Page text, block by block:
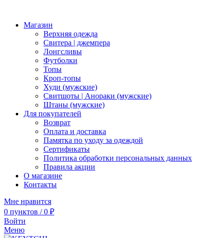
Магазин
Верхняя одежда
Свитера | джемпера
Лонгсливы
Футболки
Топы
Кроп-топы
Худи (мужские)
Свитшоты | Анораки (мужские)
Штаны (мужские)
Для покупателей
Возврат
Оплата и доставка
Памятка по уходу за одеждой
Сертификаты
Политика обработки персональных данных
Правила акции
О магазине
Контакты
Мне нравится
0 пунктов / 0 ₽
Войти
Меню